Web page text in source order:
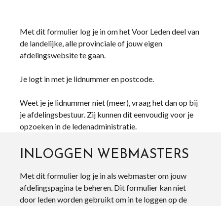
Met dit formulier log je in om het Voor Leden deel van
de landelijke, alle provinciale of jouw eigen
afdelingswebsite te gaan.
Je logt in met je lidnummer en postcode.
Weet je je lidnummer niet (meer), vraag het dan op bij
je afdelingsbestuur. Zij kunnen dit eenvoudig voor je
opzoeken in de ledenadministratie.
INLOGGEN WEBMASTERS
Met dit formulier log je in als webmaster om jouw
afdelingspagina te beheren. Dit formulier kan niet
door leden worden gebruikt om in te loggen op de